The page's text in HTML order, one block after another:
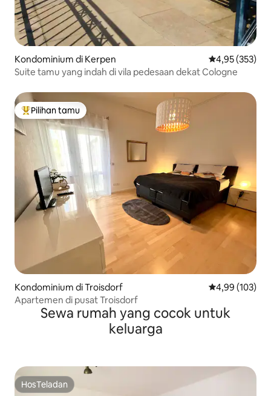
Kondominium di Kerpen Nilai rata-rata
4,95 (353)
Suite tamu yang indah di vila pedesaan dekat Cologne
Pilihan tamu terpopuler
Pilihan tamu
Kondominium di Troisdorf Nilai rata-rata
4,99 (103)
Apartemen di pusat Troisdorf
Sewa rumah yang cocok untuk
keluarga
HosTeladan
HosTeladan